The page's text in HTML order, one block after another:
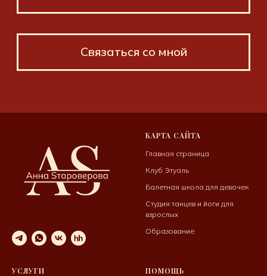
КАРТА САЙТА
Главная страница
Клуб Этуаль
Балетная школа для девочек
Студия танцев и йоги для
взрослых
Образование
УСЛУГИ ПОМОЩЬ